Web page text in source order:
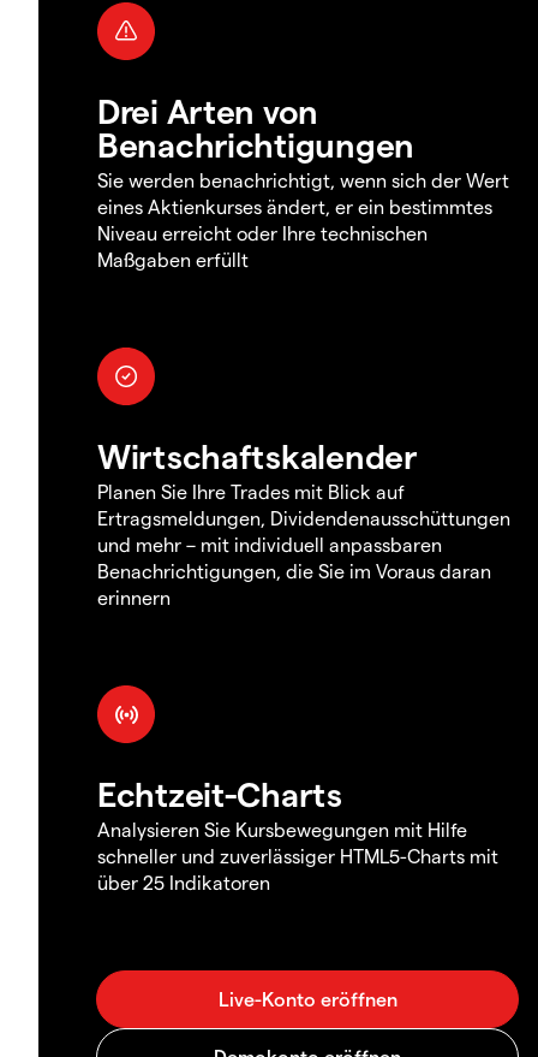
Drei Arten von
Benachrichtigungen
Sie werden benachrichtigt, wenn sich der Wert
eines Aktienkurses ändert, er ein bestimmtes
Niveau erreicht oder Ihre technischen
Maßgaben erfüllt
Wirtschaftskalender
Planen Sie Ihre Trades mit Blick auf
Ertragsmeldungen, Dividendenausschüttungen
und mehr – mit individuell anpassbaren
Benachrichtigungen, die Sie im Voraus daran
erinnern
Echtzeit-Charts
Analysieren Sie Kursbewegungen mit Hilfe
schneller und zuverlässiger HTML5-Charts mit
über 25 Indikatoren